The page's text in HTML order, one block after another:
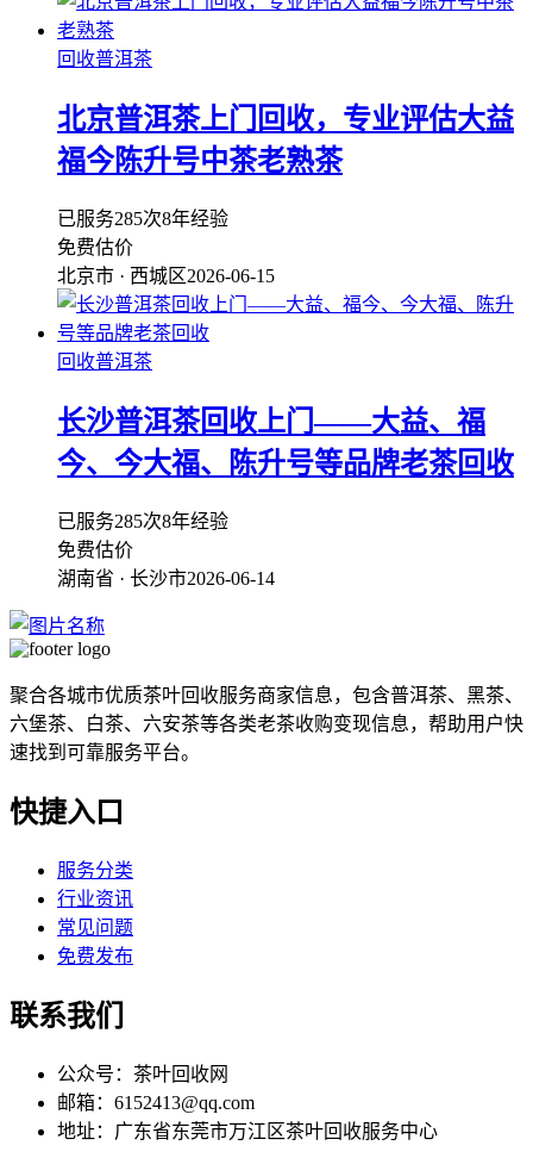
回收普洱茶
北京普洱茶上门回收，专业评估大益
福今陈升号中茶老熟茶
已服务285次8年经验
免费估价
北京市 · 西城区2026-06-15
回收普洱茶
长沙普洱茶回收上门——大益、福
今、今大福、陈升号等品牌老茶回收
已服务285次8年经验
免费估价
湖南省 · 长沙市2026-06-14
聚合各城市优质茶叶回收服务商家信息，包含普洱茶、黑茶、
六堡茶、白茶、六安茶等各类老茶收购变现信息，帮助用户快
速找到可靠服务平台。
快捷入口
服务分类
行业资讯
常见问题
免费发布
联系我们
公众号：茶叶回收网
邮箱：6152413@qq.com
地址：广东省东莞市万江区茶叶回收服务中心